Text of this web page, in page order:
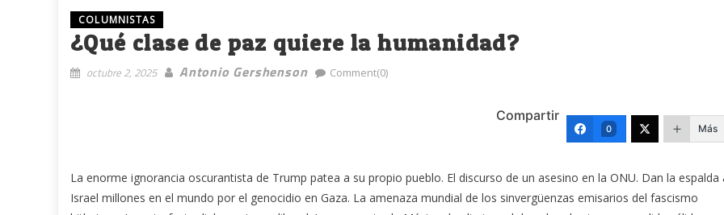
COLUMNISTAS
¿Qué clase de paz quiere la humanidad?
octubre 2, 2025 Antonio Gershenson Comment(0)
Compartir
0 Más
La enorme ignorancia oscurantista de Trump patea a su propio pueblo. El discurso de un asesino en la ONU. Dan la espalda
Israel millones en el mundo por el genocidio en Gaza. La amenaza mundial de los sinvergüenzas emisarios del fascismo